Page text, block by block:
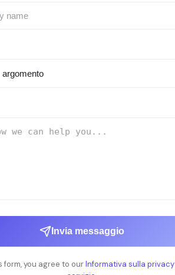
Invia messaggio
form, you agree to ourInformativa sulla privacy